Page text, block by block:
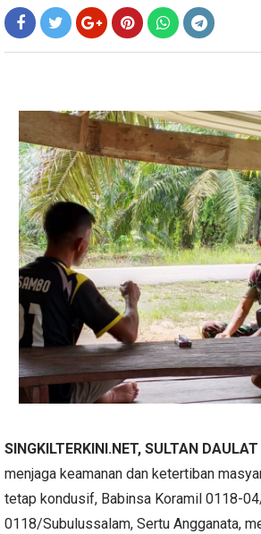
SINGKILTERKINI.NET, SULTAN DAULAT
menjaga keamanan dan ketertiban
tetap kondusif, Babinsa Koramil 0118-
0118/Subulussalam, Sertu Angganata,